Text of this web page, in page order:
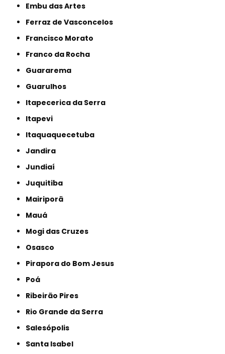
Embu das Artes
Ferraz de Vasconcelos
Francisco Morato
Franco da Rocha
Guararema
Guarulhos
Itapecerica da Serra
Itapevi
Itaquaquecetuba
Jandira
Jundiaí
Juquitiba
Mairiporã
Mauá
Mogi das Cruzes
Osasco
Pirapora do Bom Jesus
Poá
Ribeirão Pires
Rio Grande da Serra
Salesópolis
Santa Isabel